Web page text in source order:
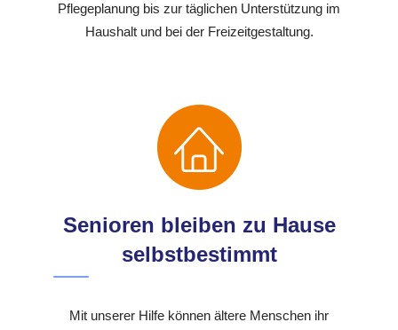
Pflegeplanung bis zur täglichen Unterstützung im
Haushalt und bei der Freizeitgestaltung.
Senioren bleiben zu Hause
selbstbestimmt
Mit unserer Hilfe können ältere Menschen ihr